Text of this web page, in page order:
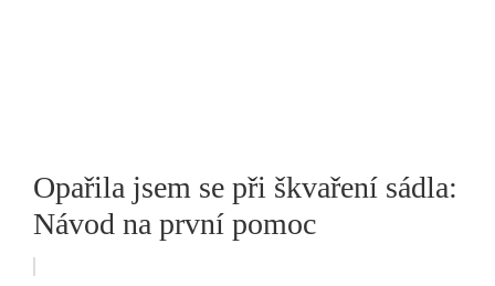
Opařila jsem se při škvaření sádla:
Návod na první pomoc